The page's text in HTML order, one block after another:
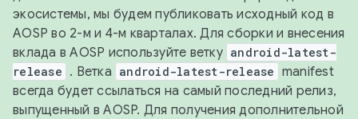
экосистемы, мы будем публиковать исходный код в
AOSP во 2-м и 4-м кварталах. Для сборки и внесения
вклада в AOSP используйте ветку android-latest-
release . Ветка android-latest-release manifest
всегда будет ссылаться на самый последний релиз,
выпущенный в AOSP. Для получения дополнительной